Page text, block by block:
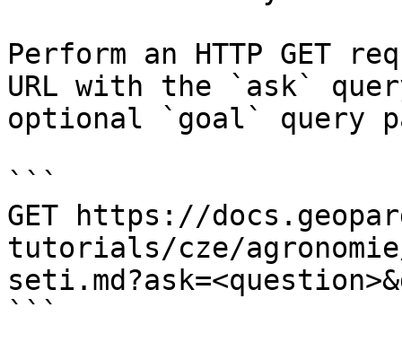
Perform an HTTP GET
URL with the `ask`
optional `goal` query
```
GET https://
tutorials/cze/
```